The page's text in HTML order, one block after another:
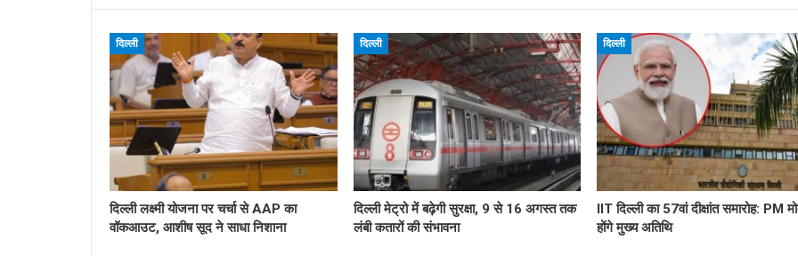
दिल्ली
दिल्ली लक्ष्मी योजना पर चर्चा से AAP का
वॉकआउट, आशीष सूद ने साधा निशाना
दिल्ली
दिल्ली मेट्रो में बढ़ेगी सुरक्षा, 9 से 16 अगस्त तक
लंबी कतारों की संभावना
दिल्ली
IIT दिल्ली का 57वां दीक्षांत समारोह: PM
होंगे मुख्य अतिथि